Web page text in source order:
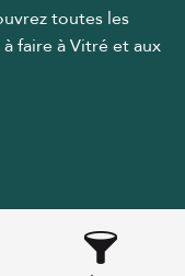
toutes les
faire à Vitré et aux